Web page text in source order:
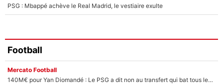
PSG : Mbappé achève le Real Madrid, le vestiaire exulte
Football
Mercato Football
140M€ pour Yan Diomandé : Le PSG a dit non au transfert qui bat tous les records sur le mercato